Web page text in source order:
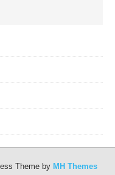
Theme by MH Themes